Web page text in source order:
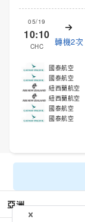
05/19
10:10
CHC 轉機2次
國泰航空
國泰航空
紐西蘭航空
紐西蘭航空
國泰航空
國泰航空
亞洲